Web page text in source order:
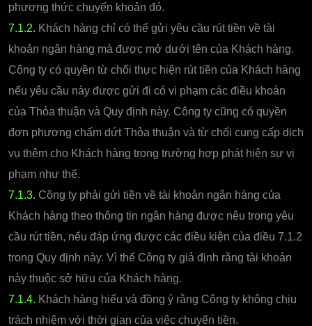
phương thức chuyển khoản đó.
7.1.2. Khách hàng chỉ có thể gửi yêu cầu rút tiền về tài
khoản ngân hàng mà được mở dưới tên của Khách hàng.
Công ty có quyền từ chối thực hiện rút tiền của Khách hàng
nếu yêu cầu này được gửi đi có vi phạm các điều khoản
của Thỏa thuận và Quy định này. Công ty cũng có quyền
đơn phương chấm dứt Thỏa thuận và từ chối cung cấp dịch
vụ thêm cho Khách hàng trong trường hợp phát hiện sự vi
phạm như thế.
7.1.3. Công ty phải gửi tiền về tài khoản ngân hàng của
Khách hàng theo thông tin ngân hàng được nêu trong yêu
cầu rút tiền, nếu đáp ứng được các điều kiện của điều 7.1.2
trong Quy định này. Vì thế Công ty giả định rằng tài khoản
này thuộc sở hữu của Khách hàng.
7.1.4. Khách hàng hiểu và đồng ý rằng Công ty không chịu
trách nhiệm với thời gian của việc chuyển tiền.